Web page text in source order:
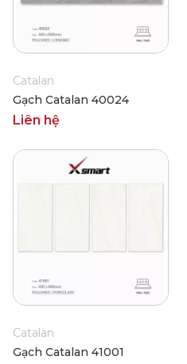
Catalan
Gạch Catalan 40024
Liên hệ
Catalan
Gạch Catalan 41001